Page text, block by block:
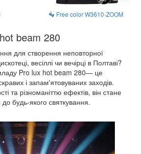
Free color W3610-ZOOM
beam 280
для створення неповторної
весіллі чи вечірці в Полтаві?
Pro lux hot beam 280— це
і запам'ятовуваних заходів.
та різноманіттю ефектів, він стане
будь-якого святкування.